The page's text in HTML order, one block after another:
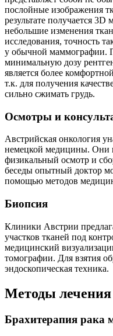
послойные изображения
результате получается
небольшие изменения
исследования, точность
у обычной маммографии.
минимальную дозу
является более
т.к. для получения
сильно сжимать грудь.
Осмотры и
Австрийская онкология
немецкой медицины. Они
физикальный осмотр и
беседы опытный доктор
помощью методов
Биопсия
Клиники Австрии
участков тканей под
медицинский
томографии. Для взятия
эндоскопическая техника.
Методы
Брахитерапия рака